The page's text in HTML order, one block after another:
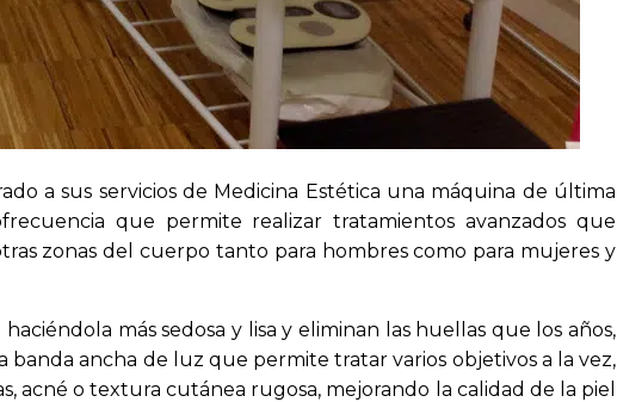
a sus servicios de Medicina Estética una máquina de última
que permite realizar tratamientos avanzados que
zonas del cuerpo tanto para hombres como para mujeres y
más sedosa y lisa y eliminan las huellas que los años,
banda ancha de luz que permite tratar varios objetivos a la vez,
acné o textura cutánea rugosa, mejorando la calidad de la piel